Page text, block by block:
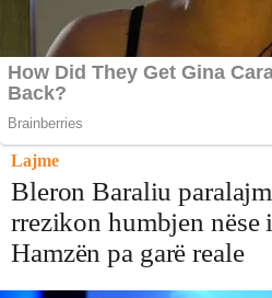
Lajme
Bleron Baraliu
rrezikon humbjen nëse
Hamzën pa garë reale